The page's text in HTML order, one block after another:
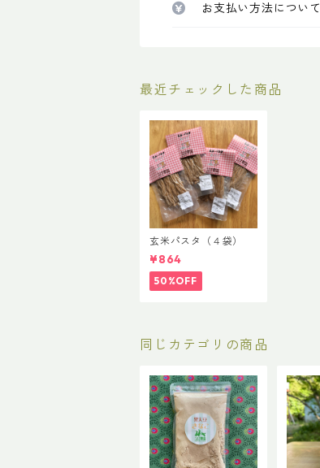
お支払い方法について
最近チェックした商品
玄米パスタ（４袋）
¥864
50%OFF
同じカテゴリの商品